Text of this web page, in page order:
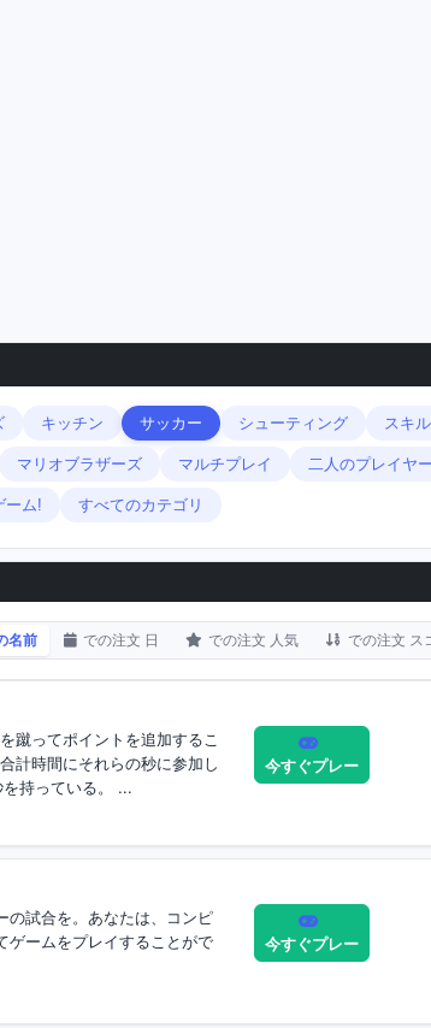
キッチン サッカー シューティング スキル
マリオブラザーズ マルチプレイ 二人のプレイヤ
ーム! すべてのカテゴリ
名前 での注文 日 での注文 人気 での注文 ス
蹴ってポイントを追加するこ
計時間にそれらの秒に参加し
持っている。 ...
今すぐプレー
の試合を。あなたは、コンピ
ゲームをプレイすることがで
今すぐプレー